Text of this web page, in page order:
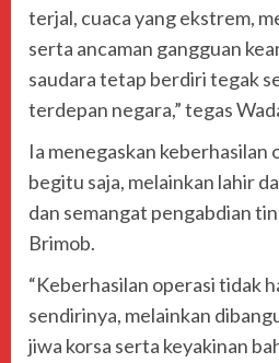
terjal, cuaca yang ekstrem,
serta ancaman gangguan
saudara tetap berdiri tegak
terdepan negara,” tegas
Ia menegaskan keberhasilan
begitu saja, melainkan lahir
dan semangat pengabdian
Brimob.
“Keberhasilan operasi tidak
sendirinya, melainkan
jiwa korsa serta keyakinan